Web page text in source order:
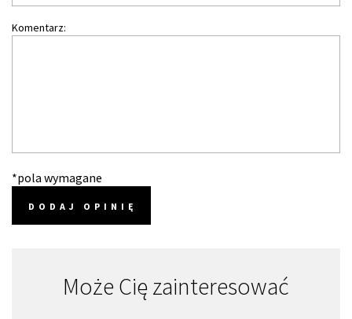
Komentarz:
*pola wymagane
DODAJ OPINIĘ
Może Cię zainteresować